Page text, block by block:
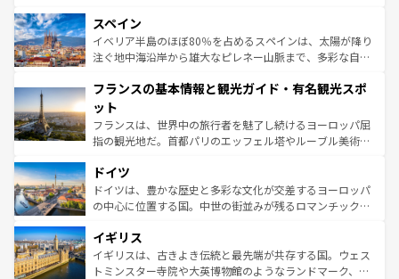
ろん、トスカーナの美しい田園風景やアマルフィ海岸の絶
景など、自然景観も見逃せない。観光の合間には、本場の
ピザやパスタなど、絶品のイタリア料理を堪能することも
ませてくれるイタリアで、忘れられない旅をしてみよう！
なお、新着のイタリア情報は
しい。
スペイン
イベリア半島のほぼ80％を占めるスペインは、太陽が降り
注ぐ地中海沿岸から雄大なピレネー山脈まで、多彩な自然
文化が根付くこの国では、情熱的なフラメンコ、熱気あふ
れる闘牛、そして美味しいタパスが生活の一部となってい
る。首都マドリードの洗練された雰囲気や、バルセロナの
アートに溢れた街角から、地方では古代ローマ遺跡や中世
せる。地方によって風土や気候が異なるスペインはその個
性で訪れる人を魅了する。 なお、新着のスペイン情報は コ
ンテンツ一覧を参照してほしい。
フランスの基本情報と観光ガイド・有名観光スポ
ット
フランスは、世界中の旅行者を魅了し続けるヨーロッパ屈
指の観光地だ。首都パリのエッフェル塔やルーブル美術館
で、幅広い魅力が詰まっている。華麗な宮殿、歴史的な大
聖堂、美しいビーチ、そして豊かな自然が、訪れる者を心
から魅了する。また、フランスは美食の国としても知ら
いる。シャンパンの発祥地であるランス、プロヴァンスの
香り高いラベンダー畑など、多彩な楽しみ方が可能だ。さ
らに、パリ以外の地域にも魅力が溢れており、どの街角に
ドイツ
ドイツは、豊かな歴史と多彩な文化が交差するヨーロッパ
の中心に位置する国。中世の街並みが残るロマンチック街
顔を持つこの国は、どこを歩いても飽きることがない。ベ
ルリンの文化的活気、バイエルン州のアルプスの絶景、そ
してライン川沿いのワイン畑といった風景は必見。ビール
イギリス
イギリスは、古きよき伝統と最先端が共存する国。ウェス
トミンスター寺院や大英博物館のようなランドマーク、歴